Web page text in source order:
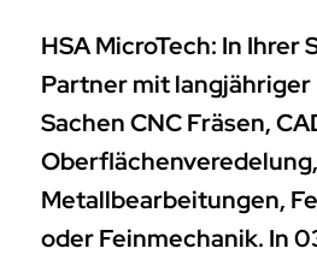
HSA MicroTech: In Ihrer
Partner mit
Sachen CNC Fräsen,
Oberflächenveredelung,
Metallbearbeitungen,
oder Feinmechanik. In